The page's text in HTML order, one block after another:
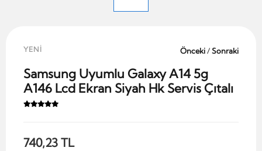
YENİ Önceki/Sonraki
Samsung Uyumlu Galaxy A14 5g
A146 Lcd Ekran Siyah Hk Servis Çıtalı
740,23 TL